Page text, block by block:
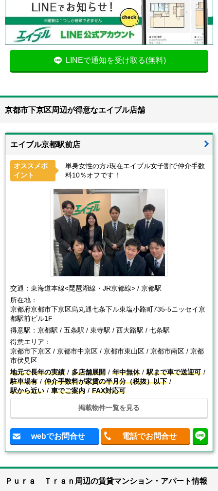
LINEで通知を受け取る(無料)
京都市下京区周辺が得意なエイブル店舗
エイブル京都駅前店
オススメポ
イント
単身女性の方♪現在エイブル女子割で仲介手数
料10％オフです！
交通： 東海道本線<琵琶湖線・JR京都線> / 京都駅
所在地：
京都府京都市下京区烏丸通七条下ル東塩小路町735-5ニッセイ京
都駅前ビル1F
得意駅： 京都駅 / 五条駅 / 東寺駅 / 西大路駅 / 七条駅
得意エリア：
京都市下京区 / 京都市中京区 / 京都市東山区 / 京都市南区 / 京都
市伏見区
地元で長年の実績
多店舗展開 年中無休
駅まで車で送迎可
駐車場有
仲介手数料が家賃の半月分（税抜）以下
駅から近い
車でご案内 FAX対応可
掲載物件一覧を見る
webでお問合せ 電話でお問合せ
Ｐｕｒａ Ｔｒａｎ周辺の賃貸マンション・アパート情報